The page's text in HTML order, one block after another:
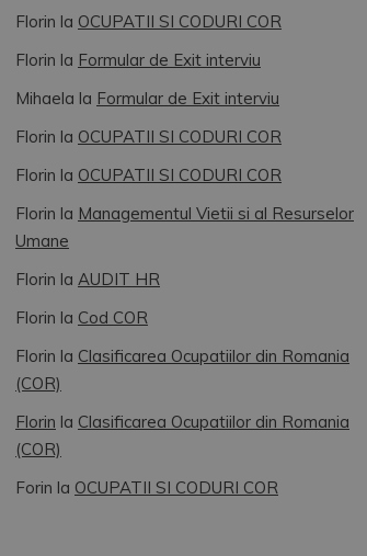
Florin la OCUPATII SI CODURI COR
Florin la Formular de Exit interviu
Mihaela la Formular de Exit interviu
Florin la OCUPATII SI CODURI COR
Florin la OCUPATII SI CODURI COR
Florin la Managementul Vietii si al Resurselor
Umane
Florin la AUDIT HR
Florin la Cod COR
Florin la Clasificarea Ocupatiilor din Romania
(COR)
Florin la Clasificarea Ocupatiilor din Romania
(COR)
Forin la OCUPATII SI CODURI COR